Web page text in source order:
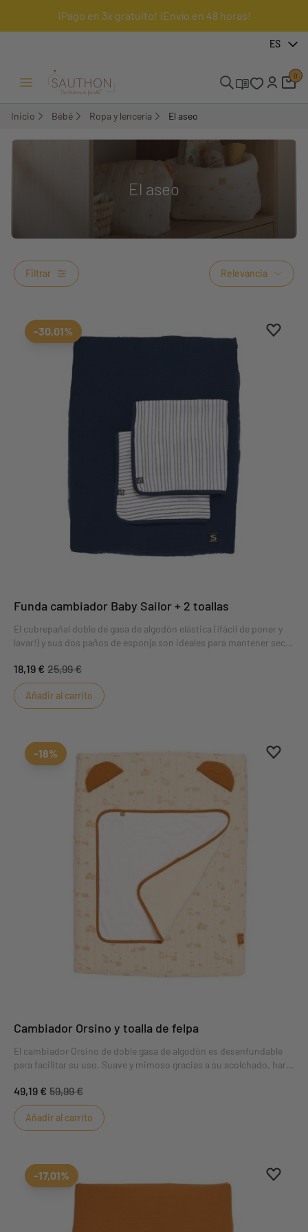
¡Pago en 3x gratuito! ¡Envío en 48 horas!
ES
Menú Abrir/Cerrar
0
Inicio Bébé Ropa y lencería El aseo
El aseo
Filtrar Relevancia
borrar
-30,01%
Funda cambiador Baby Sailor + 2 toallas
El cubrepañal doble de gasa de algodón elástica (¡fácil de poner y
lavar!) y sus dos paños de esponja son ideales para mantener seco
pañal esté siempre limpia.
18,19 € 25,99 €
Añadir al carrito
borrar
-18%
Cambiador Orsino y toalla de felpa
El cambiador Orsino de doble gasa de algodón es desenfundable
para facilitar su uso. Suave y mimoso gracias a su acolchado, hará
Su práctica toalla de rizo de 1 cara y su toalla de gasa doble de
algodón de 1 cara protegen el colchón de pequeños percances.
49,19 € 59,99 €
Añadir al carrito
borrar
-17,01%